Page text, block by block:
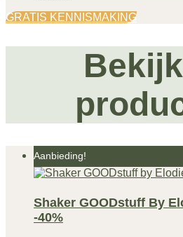
GRATIS KENNISMAKING
Aanbieding!
Shaker GOODstuff By
-40%